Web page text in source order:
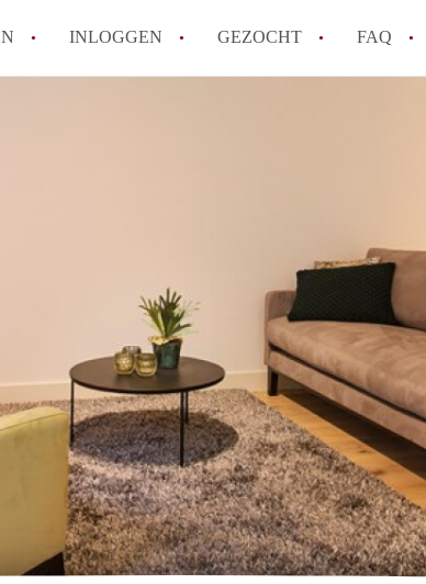
INLOGGEN GEZOCHT FAQ
makelaarsvergoeding/
Is AppartementenUtrecht
Appartement / Appartementen in Utrecht?
Alle veelgestelde vragen